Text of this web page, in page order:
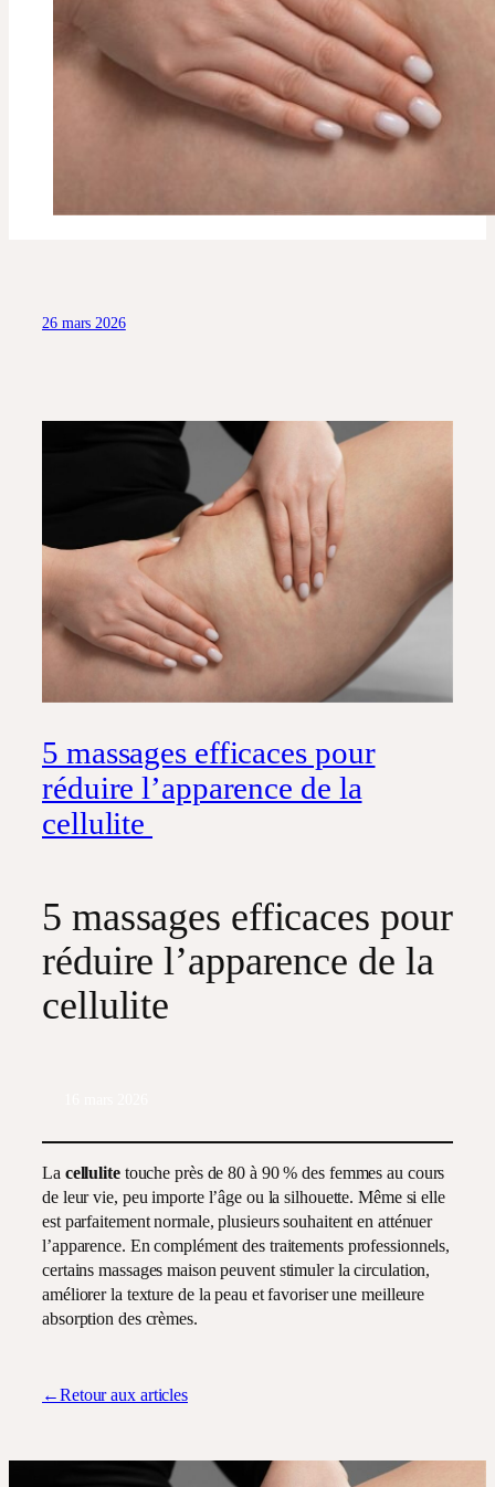
26 mars 2026
5 massages efficaces pour
réduire l’apparence de la
cellulite
5 massages efficaces pour
réduire l’apparence de la
cellulite
La cellulite touche près de 80 à 90 % des femmes au cours
de leur vie, peu importe l’âge ou la silhouette. Même si elle
est parfaitement normale, plusieurs souhaitent en atténuer
l’apparence. En complément des traitements professionnels,
certains massages maison peuvent stimuler la circulation,
améliorer la texture de la peau et favoriser une meilleure
absorption des crèmes.
←Retour aux articles